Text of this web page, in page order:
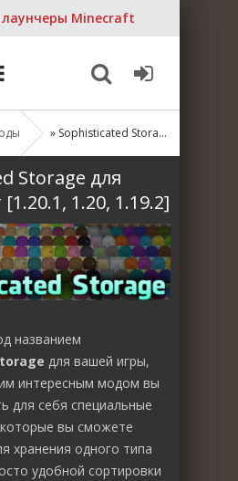
лаунчеры Minecraft
» Sophisticated Storage для Майнкрафт [1.20.1, 1.20, 1.19.2]
Storage для
1.20, 1.19.2]
названием
для вашей игры,
интересным модом вы
для себя специальные
вы сможете
хранения одного типа
удобной сортировки